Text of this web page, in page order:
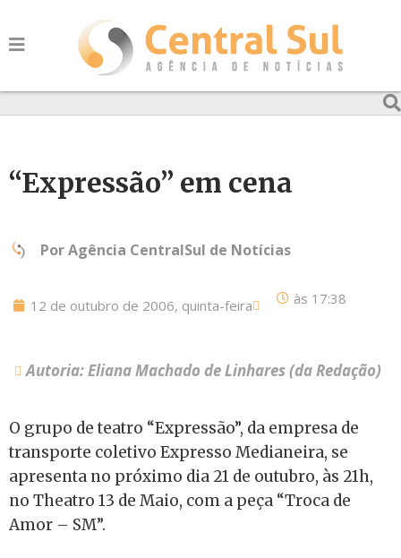
“Expressão” em cena
PorAgência CentralSul de Notícias
12 de outubro de 2006, quinta-feira às 17:38
Autoria: Eliana Machado de Linhares (da Redação)
O grupo de teatro “Expressão”, da empresa de
transporte coletivo Expresso Medianeira, se
apresenta no próximo dia 21 de outubro, às 21h,
no Theatro 13 de Maio, com a peça “Troca de
Amor – SM”.